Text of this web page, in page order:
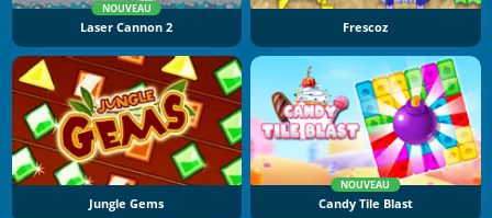
NOUVEAU
Laser Cannon 2 Frescoz
Jungle Gems
NOUVEAU
Candy Tile Blast